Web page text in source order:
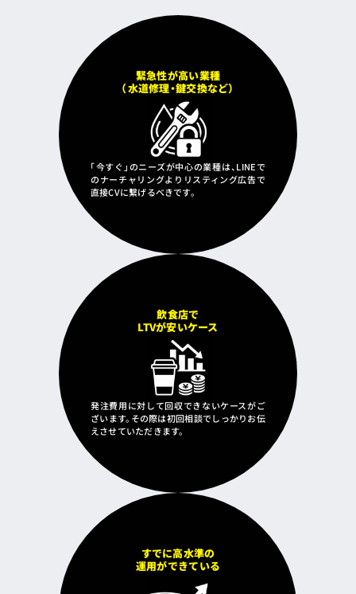
緊急性が高い業種
（水道修理・鍵交換など）
「今すぐ」のニーズが中心の業種は、LINEで
のナーチャリングよりリスティング広告で
直接CVに繋げるべきです。
飲食店で
LTVが安いケース
発注費用に対して回収できないケースがご
ざいます。その際は初回相談でしっかりお伝
えさせていただきます。
すでに高水準の
運用ができている